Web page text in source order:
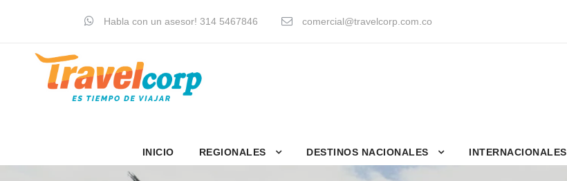
Habla con un asesor! 314 5467846 comercial@travelcorp.com.co
INICIO REGIONALES DESTINOS NACIONALES INTERNACIONALES